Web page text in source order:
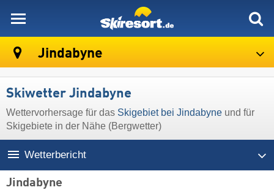
Jindabyne
Skiwetter Jindabyne
Wettervorhersage für das Skigebiet bei Jindabyne und für
Skigebiete in der Nähe (Bergwetter)
Wetterbericht
Jindabyne